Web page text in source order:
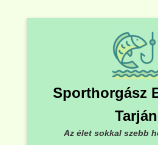
Sporthorgász
Tarján
Az élet sokkal szebb